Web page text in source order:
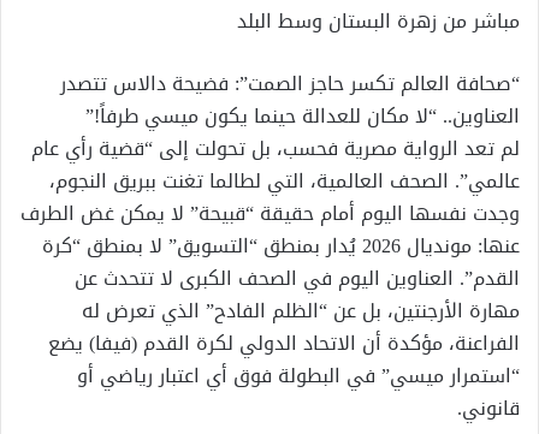
مباشر من زهرة البستان وسط البلد
“صحافة العالم تكسر حاجز الصمت”: فضيحة دالاس تتصدر
العناوين.. “لا مكان للعدالة حينما يكون ميسي طرفاً!”
لم تعد الرواية مصرية فحسب، بل تحولت إلى “قضية رأي عام
عالمي”. الصحف العالمية، التي لطالما تغنت ببريق النجوم،
وجدت نفسها اليوم أمام حقيقة “قبيحة” لا يمكن غض الطرف
عنها: مونديال 2026 يُدار بمنطق “التسويق” لا بمنطق “كرة
القدم”. العناوين اليوم في الصحف الكبرى لا تتحدث عن
مهارة الأرجنتين، بل عن “الظلم الفادح” الذي تعرض له
الفراعنة، مؤكدة أن الاتحاد الدولي لكرة القدم (فيفا) يضع
“استمرار ميسي” في البطولة فوق أي اعتبار رياضي أو
قانوني.